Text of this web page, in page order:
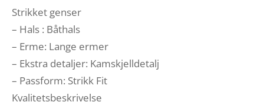
Strikket genser
– Hals : Båthals
– Erme: Lange ermer
– Ekstra detaljer: Kamskjelldetalj
– Passform: Strikk Fit
Kvalitetsbeskrivelse